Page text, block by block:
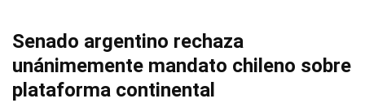
Senado argentino rechaza
unánimemente mandato chileno sobre
plataforma continental